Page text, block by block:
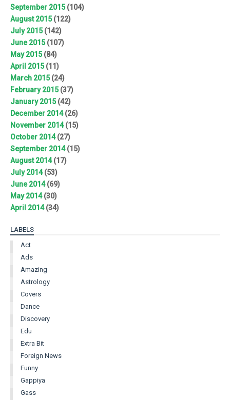
September 2015(104)
August 2015(122)
July 2015(142)
June 2015(107)
May 2015(84)
April 2015(11)
March 2015(24)
February 2015(37)
January 2015(42)
December 2014(26)
November 2014(15)
October 2014(27)
September 2014(15)
August 2014(17)
July 2014(53)
June 2014(69)
May 2014(30)
April 2014(34)
LABELS
Act
Ads
Amazing
Astrology
Covers
Dance
Discovery
Edu
Extra Bit
Foreign News
Funny
Gappiya
Gass